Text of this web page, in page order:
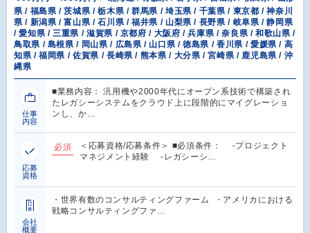
県 / 福島県 / 茨城県 / 栃木県 / 群馬県 / 埼玉県 / 千葉県 / 東京都 / 神奈川
県 / 新潟県 / 富山県 / 石川県 / 福井県 / 山梨県 / 長野県 / 岐阜県 / 静岡県
/ 愛知県 / 三重県 / 滋賀県 / 京都府 / 大阪府 / 兵庫県 / 奈良県 / 和歌山県 /
鳥取県 / 島根県 / 岡山県 / 広島県 / 山口県 / 徳島県 / 香川県 / 愛媛県 / 高
知県 / 福岡県 / 佐賀県 / 長崎県 / 熊本県 / 大分県 / 宮崎県 / 鹿児島県 / 沖
縄県
仕事
内容
■業務内容： 汎用機や2000年代にオープン系技術で構築され
たレガシーシステムをクラウド上に段階的にマイグレーショ
ンし、か…
応募
資格
必須
＜応募資格/応募条件＞ ■必須条件： -プロジェクト
マネジメント経験 -レガシーシ…
会社
概要
・世界有数のコンサルティングファーム ・アメリカにおける
戦略コンサルティングファ…